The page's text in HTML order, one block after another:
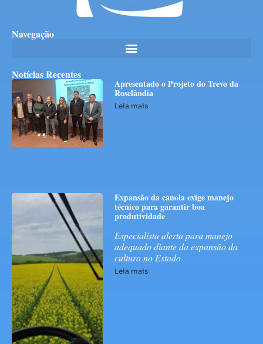
Navegação
Notícias Recentes
Apresentado o Projeto do Trevo da
Roselândia
Leia mais
Expansão da canola exige manejo
técnico para garantir boa
produtividade
Especialista alerta para manejo
adequado diante da expansão da
cultura no Estado
Leia mais